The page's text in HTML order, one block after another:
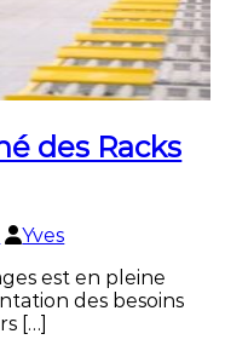
des Racks
Yves
est en pleine
des besoins
[…]